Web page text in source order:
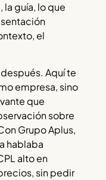
guía, lo que
el
Aquí te
empresa, sino
que
sobre
Grupo Aplus,
hablaba
alto en
sin pedir